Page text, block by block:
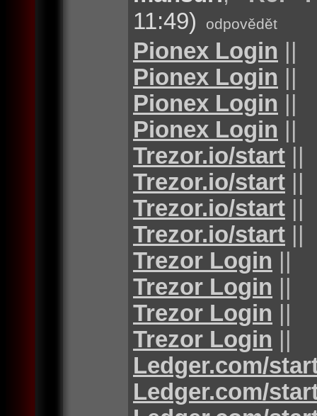
11:49)
odpovědět
Pionex Login ||
Pionex Login ||
Pionex Login ||
Pionex Login ||
Trezor.io/start ||
Trezor.io/start ||
Trezor.io/start ||
Trezor.io/start ||
Trezor Login ||
Trezor Login ||
Trezor Login ||
Trezor Login ||
Ledger.com/
Ledger.com/